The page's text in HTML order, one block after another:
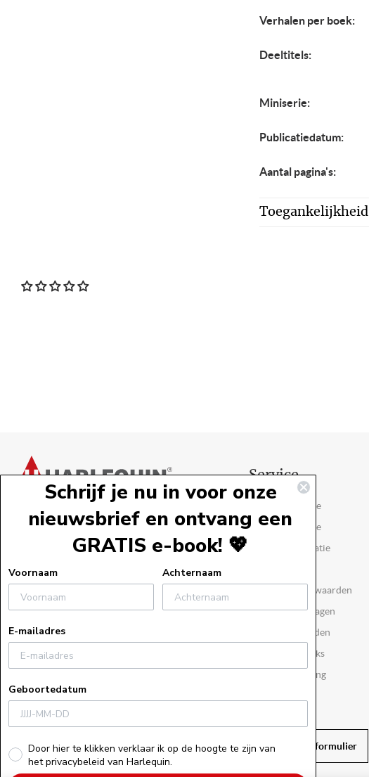
Verhalen per boek:
Deeltitels:
Miniserie:
Publicatiedatum:
Aantal pagina's:
Toegankelijkheid
Service
Webshopservice
Bestelinformatie
Verzendinformatie
Algemene voorwaarden
Veelgestelde vragen
Actievoorwaarden
Uitleg bij e-books
Privacyverklaring
Herroepingsformulier
Schrijf je nu in voor onze
nieuwsbrief en ontvang een
GRATIS e-book! 💖
Voornaam Achternaam
E-mailadres
Geboortedatum
Door hier te klikken verklaar ik op de hoogte te zijn van
het privacybeleid van Harlequin.